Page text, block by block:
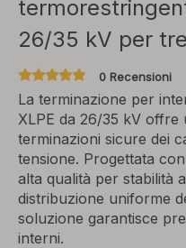
26/35 kV per
0 Recensioni
La terminazione per
XLPE da 26/35 kV
terminazioni sicure dei
tensione. Progettata
alta qualità per stabilità
distribuzione uniforme
soluzione garantisce
interni.